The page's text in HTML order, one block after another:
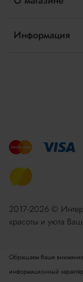
Информация
2017-2026 ©
красоты и уюта
Обращаем Ваше внимание
информационный